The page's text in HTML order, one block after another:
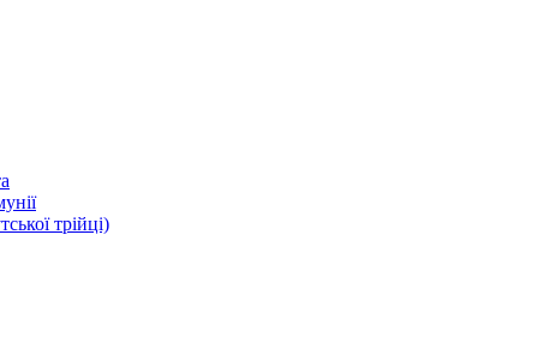
трійці)